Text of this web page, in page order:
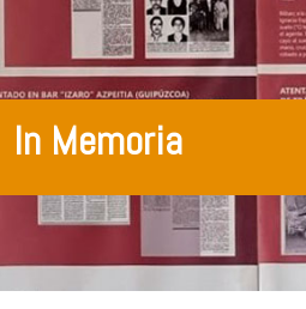
In Memoria